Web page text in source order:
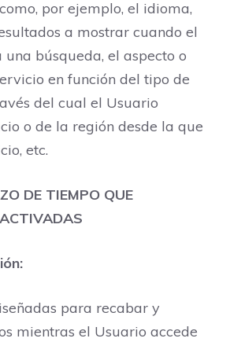
por ejemplo, el idioma,
a mostrar cuando el
búsqueda, el aspecto o
en función del tipo de
del cual el Usuario
o de la región desde la que
etc.
DE TIEMPO QUE
para recabar y
mientras el Usuario accede